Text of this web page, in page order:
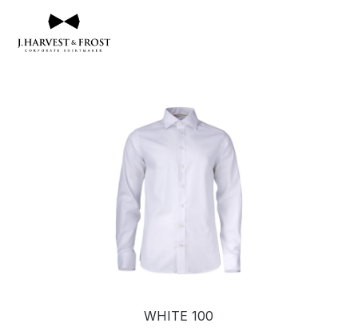
Bildergalerie überspringen
WHITE 100